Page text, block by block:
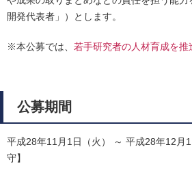
開発代表者」）とします。
※本公募では、 若手研究者の人材育成を推
公募期間
平成28年11月1日（火） ～ 平成28年12月
守】